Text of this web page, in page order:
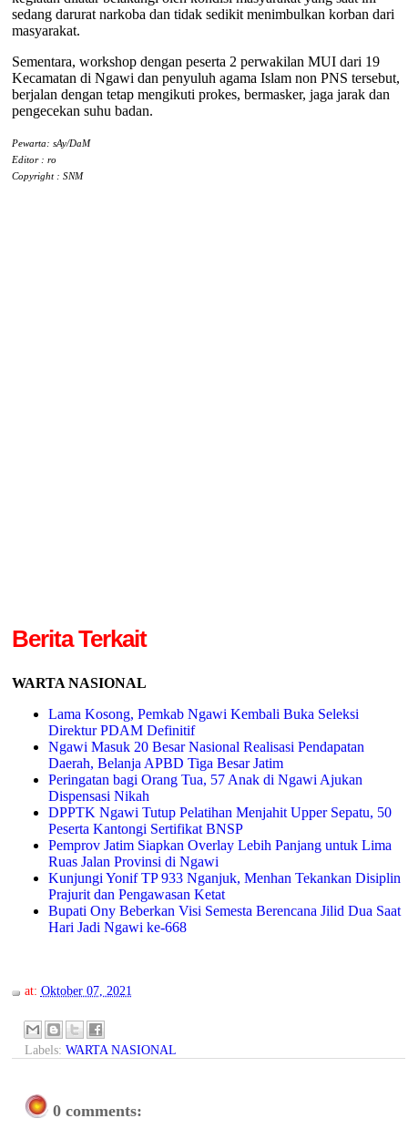
sedang darurat narkoba dan tidak sedikit menimbulkan korban dari
masyarakat.
Sementara, workshop dengan peserta 2 perwakilan MUI dari 19
Kecamatan di Ngawi dan penyuluh agama Islam non PNS tersebut,
berjalan dengan tetap mengikuti prokes, bermasker, jaga jarak dan
pengecekan suhu badan.
Pewarta: sAy/DaM
Editor : ro
Copyright : SNM
Berita Terkait
WARTA NASIONAL
Lama Kosong, Pemkab Ngawi Kembali Buka Seleksi
Direktur PDAM Definitif
Ngawi Masuk 20 Besar Nasional Realisasi Pendapatan
Daerah, Belanja APBD Tiga Besar Jatim
Peringatan bagi Orang Tua, 57 Anak di Ngawi Ajukan
Dispensasi Nikah
DPPTK Ngawi Tutup Pelatihan Menjahit Upper Sepatu, 50
Peserta Kantongi Sertifikat BNSP
Pemprov Jatim Siapkan Overlay Lebih Panjang untuk Lima
Ruas Jalan Provinsi di Ngawi
Kunjungi Yonif TP 933 Nganjuk, Menhan Tekankan Disiplin
Prajurit dan Pengawasan Ketat
Bupati Ony Beberkan Visi Semesta Berencana Jilid Dua Saat
Hari Jadi Ngawi ke-668
at: Oktober 07, 2021
Labels: WARTA NASIONAL
0 comments: